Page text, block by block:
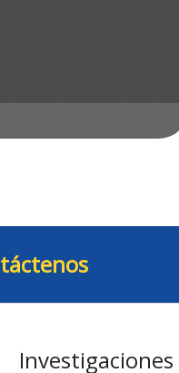
Investigaciones